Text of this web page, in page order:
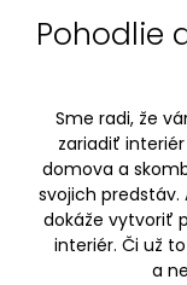
Pohodlie
Sme radi, že
zariadiť
domova a
svojich
dokáže vytvoriť
interiér. Či už
a